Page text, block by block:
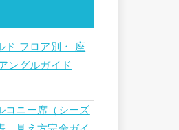
ド フロア別・ 座
ングルガイド
ニー席（シーズ